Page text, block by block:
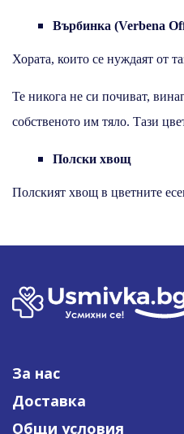
Върбинка (Verbena
Хората, които се нуждаят от
Те никога не си почиват,
собственото им тяло. Тази
Полски хвощ
Полският хвощ в цветните
За нас
Доставка
Общи условия